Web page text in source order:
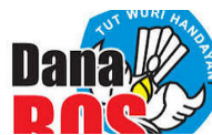
Forkopimda untuk Menjaga
Stabilitas Daerah